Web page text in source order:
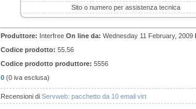
Sito o numero per assistenza tecnica
Produttore: Interfree On line da: Wednesday 11 February, 2009
Codice prodotto: 55.56
Codice prodotto produttore: 5556
0 (0 iva esclusa)
Recensioni di Servweb: pacchetto da 10 email virt